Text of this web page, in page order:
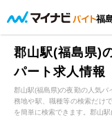
福
郡山駅(福島県)
パート求人情報
郡山駅(福島県)の夜勤の人気バ
務地や駅、職種等の検索だけ
を簡単に検索できます。郡山